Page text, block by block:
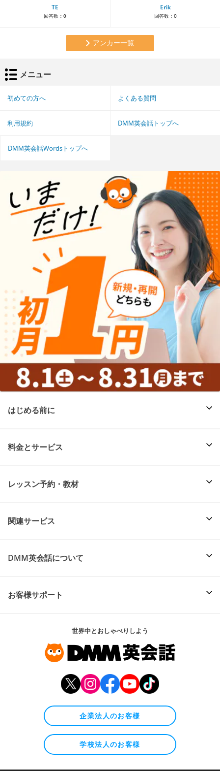
TE
回答数： 0
Erik
回答数： 0
アンカー一覧
メニュー
初めての方へ よくある質問
利用規約 DMM英会話トップへ
DMM英会話Wordsトップへ
はじめる前に
料金とサービス
レッスン予約・教材
関連サービス
DMM英会話について
お客様サポート
世界中とおしゃべりしよう
企業法人のお客様
学校法人のお客様